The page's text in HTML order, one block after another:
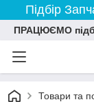
Підбір
ПРАЦЮЄМО
Товари та